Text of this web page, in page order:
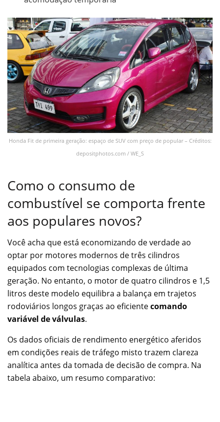
Honda Fit de primeira geração: espaço de SUV com preço de popular – Créditos:
depositphotos.com / WE_S
Como o consumo de
combustível se comporta frente
aos populares novos?
Você acha que está economizando de verdade ao
optar por motores modernos de três cilindros
equipados com tecnologias complexas de última
geração. No entanto, o motor de quatro cilindros e 1,5
litros deste modelo equilibra a balança em trajetos
rodoviários longos graças ao eficientecomando
variável de válvulas.
Os dados oficiais de rendimento energético aferidos
em condições reais de tráfego misto trazem clareza
analítica antes da tomada de decisão de compra. Na
tabela abaixo, um resumo comparativo: